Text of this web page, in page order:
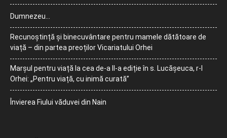
Dumnezeu…
Recunoștință și binecuvântare pentru mamele dătătoare de
viață – din partea preoților Vicariatului Orhei
Marșul pentru viață la cea de-a II-a ediție în s. Lucășeuca, r-l
Orhei: „Pentru viață, cu inimă curată”
Învierea Fiului văduvei din Nain